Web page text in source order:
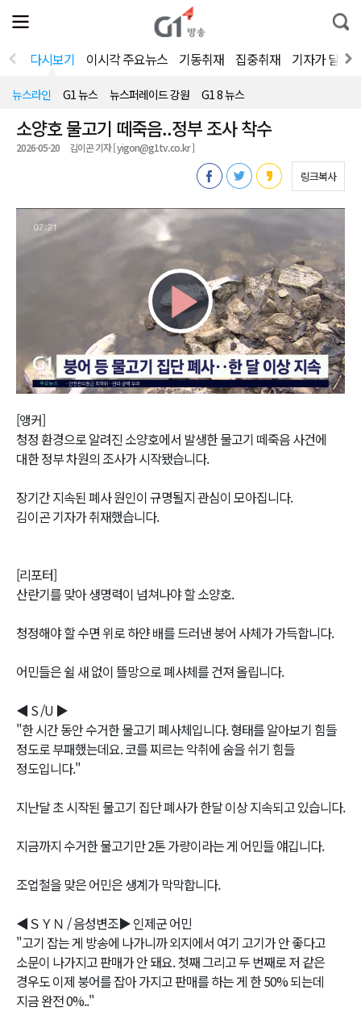
전
체
뉴
열
통
합
색
다시보기 이시각 주요뉴스 기동취재 집중취재 기자가 달려
뉴스라인 G1 뉴스 뉴스퍼레이드 강원 G1 8 뉴스
소양호 물고기 떼죽음..정부 조사 착수
2026-05-20 김이곤 기자 [ yigon@g1tv.co.kr ]
링크복사
Play
Video
[앵커]
청정 환경으로 알려진 소양호에서 발생한 물고기 떼죽음 사건에
대한 정부 차원의 조사가 시작됐습니다.
장기간 지속된 폐사 원인이 규명될지 관심이 모아집니다.
김이곤 기자가 취재했습니다.
[리포터]
산란기를 맞아 생명력이 넘쳐나야 할 소양호.
청정해야 할 수면 위로 하얀 배를 드러낸 붕어 사체가 가득합니다.
어민들은 쉴 새 없이 뜰망으로 폐사체를 건져 올립니다.
◀ S /U ▶
"한 시간 동안 수거한 물고기 폐사체입니다. 형태를 알아보기 힘들
정도로 부패했는데요. 코를 찌르는 악취에 숨을 쉬기 힘들
정도입니다."
지난달 초 시작된 물고기 집단 폐사가 한달 이상 지속되고 있습니다.
지금까지 수거한 물고기만 2톤 가량이라는 게 어민들 얘깁니다.
조업철을 맞은 어민은 생계가 막막합니다.
◀ＳＹＮ / 음성변조▶ 인제군 어민
"고기 잡는 게 방송에 나가니까 외지에서 여기 고기가 안 좋다고
소문이 나가지고 판매가 안 돼요. 첫째 그리고 두 번째로 저 같은
경우도 이제 붕어를 잡아 가지고 판매를 하는 게 한 50% 되는데
지금 완전 0%.."